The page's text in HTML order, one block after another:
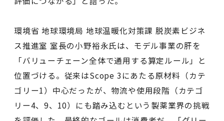
環境省 地球環境局 地球温暖化対策課 脱炭素ビジネ
ス推進室 室⻑の小野裕永氏は、モデル事業の肝を
「バリューチェーン全体で通用する算定ルール」と
位置づける。従来はScope 3にあたる原材料（カテ
ゴリー1）中心だったが、物流や使用段階（カテゴ
リー4、9、10）にも踏み込むという製薬業界の挑戦